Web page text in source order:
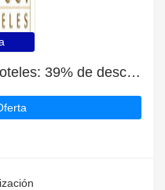
Ahorro diario para Vinccihoteles: 39% de descuento, regalos y más